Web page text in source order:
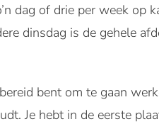
dag of drie per week op
dinsdag is de gehele
bent om te gaan
Je hebt in de eerste